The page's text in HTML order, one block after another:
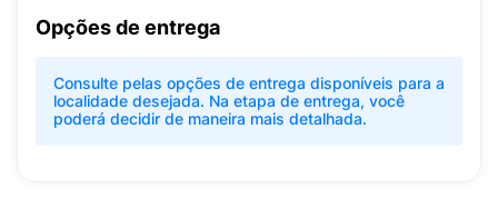
Opções de entrega
Consulte pelas opções de entrega disponíveis para a
localidade desejada. Na etapa de entrega, você
poderá decidir de maneira mais detalhada.